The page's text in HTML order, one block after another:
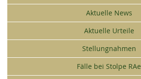
Aktuelle News
Aktuelle Urteile
Stellungnahmen
Fälle bei Stolpe RAe